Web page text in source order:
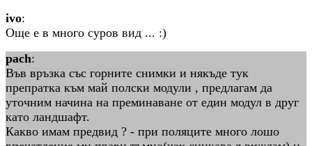
ivo:
Още е в много суров вид ... :)
pach:
Във връзка със горните снимки и някъде тук
препратка към май полски модули , предлагам да
уточним начина на преминаване от един модул в друг
като ландшафт.
Какво имам предвид ? - при поляците много лошо